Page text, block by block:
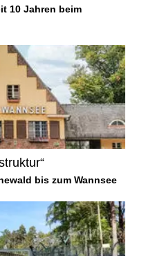
10 Jahren beim
bis zum Wannsee